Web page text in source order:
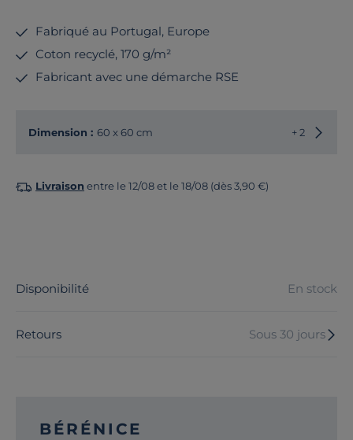
Fabriqué au Portugal, Europe
Coton recyclé, 170 g/m²
Fabricant avec une démarche RSE
Dimension : 60 x 60 cm + 2
Livraison entre le 12/08 et le 18/08 (dès 3,90 €)
Disponibilité En stock
Retours Sous 30 jours
BÉRÉNICE